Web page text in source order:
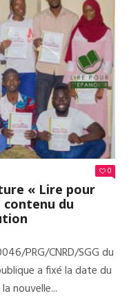
0
« Lire pour
contenu du
PRG/CNRD/SGG du
a fixé la date du
nouvelle...